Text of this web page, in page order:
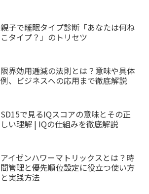
親子で睡眠タイプ診断「あなたは何ね
こタイプ？」のトリセツ
限界効用逓減の法則とは？意味や具体
例、ビジネスへの応用まで徹底解説
SD15で見るIQスコアの意味とその正
しい理解 | IQの仕組みを徹底解説
アイゼンハワーマトリックスとは？時
間管理と優先順位設定に役立つ使い方
と実践方法